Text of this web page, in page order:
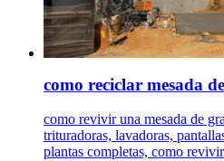
como reciclar mesada
como revivir una mesada de
trituradoras, lavadoras,
plantas completas, como